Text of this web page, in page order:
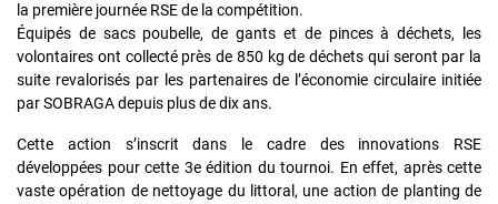
la première journée RSE de la compétition.
Équipés de sacs poubelle, de gants et de pinces à déchets, les
volontaires ont collecté près de 850 kg de déchets qui seront par la
suite revalorisés par les partenaires de l’économie circulaire initiée
par SOBRAGA depuis plus de dix ans.
Cette action s’inscrit dans le cadre des innovations RSE
développées pour cette 3e édition du tournoi. En effet, après cette
vaste opération de nettoyage du littoral, une action de planting de